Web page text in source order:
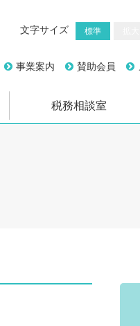
文字サイズ 標準
事業案内 賛助会員
税務相談室